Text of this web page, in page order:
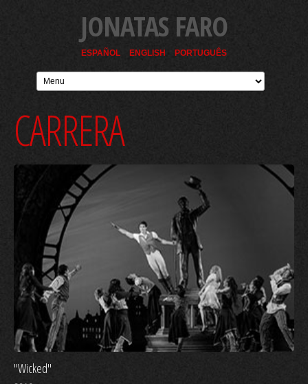
JONATAS FARO
ESPAÑOL ENGLISH PORTUGUÊS
CARRERA
"Wicked"